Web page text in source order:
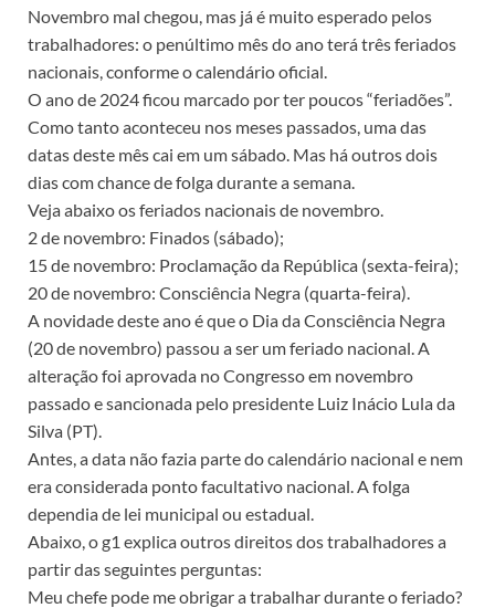
Novembro mal chegou, mas já é muito esperado pelos
trabalhadores: o penúltimo mês do ano terá três feriados
nacionais, conforme o calendário oficial.
O ano de 2024 ficou marcado por ter poucos “feriadões”.
Como tanto aconteceu nos meses passados, uma das
datas deste mês cai em um sábado. Mas há outros dois
dias com chance de folga durante a semana.
Veja abaixo os feriados nacionais de novembro.
2 de novembro: Finados (sábado);
15 de novembro: Proclamação da República (sexta-feira);
20 de novembro: Consciência Negra (quarta-feira).
A novidade deste ano é que o Dia da Consciência Negra
(20 de novembro) passou a ser um feriado nacional. A
alteração foi aprovada no Congresso em novembro
passado e sancionada pelo presidente Luiz Inácio Lula da
Silva (PT).
Antes, a data não fazia parte do calendário nacional e nem
era considerada ponto facultativo nacional. A folga
dependia de lei municipal ou estadual.
Abaixo, o g1 explica outros direitos dos trabalhadores a
partir das seguintes perguntas:
Meu chefe pode me obrigar a trabalhar durante o feriado?